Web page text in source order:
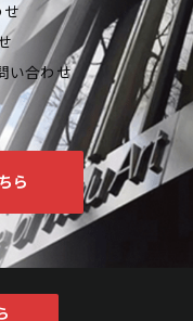
せ
い合わせ
ら